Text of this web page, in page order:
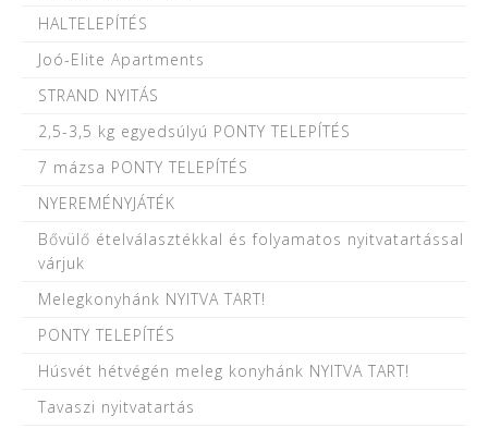
HALTELEPÍTÉS
Joó-Elite Apartments
STRAND NYITÁS
2,5-3,5 kg egyedsúlyú PONTY TELEPÍTÉS
7 mázsa PONTY TELEPÍTÉS
NYEREMÉNYJÁTÉK
Bővülő ételválasztékkal és folyamatos nyitvatartással
várjuk
Melegkonyhánk NYITVA TART!
PONTY TELEPÍTÉS
Húsvét hétvégén meleg konyhánk NYITVA TART!
Tavaszi nyitvatartás